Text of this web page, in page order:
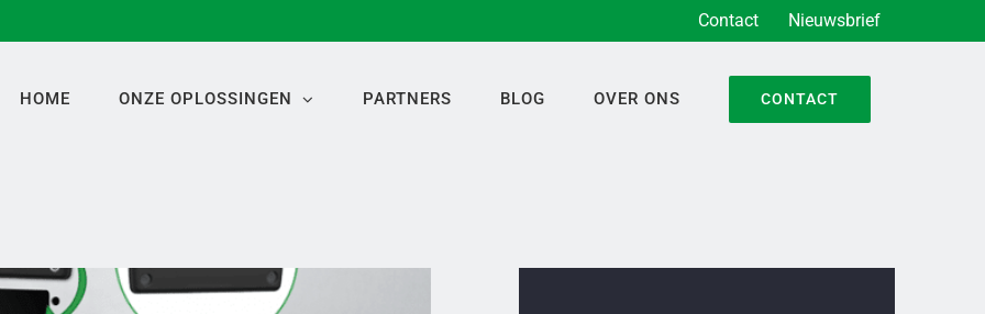
Contact Nieuwsbrief
HOME ONZE OPLOSSINGEN PARTNERS BLOG OVER ONS CONTACT